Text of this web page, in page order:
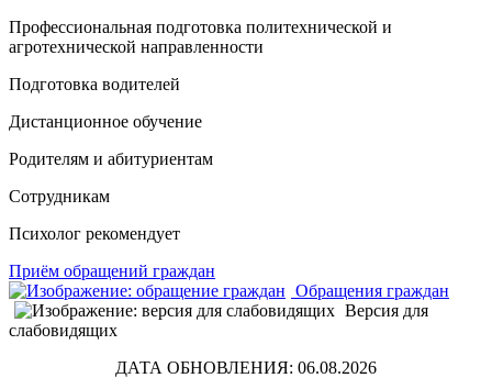
Профессиональная подготовка политехнической и
агротехнической направленности
Подготовка водителей
Дистанционное обучение
Родителям и абитуриентам
Сотрудникам
Психолог рекомендует
Приём обращений граждан
Обращения граждан
Версия для
слабовидящих
ДАТА ОБНОВЛЕНИЯ: 06.08.2026